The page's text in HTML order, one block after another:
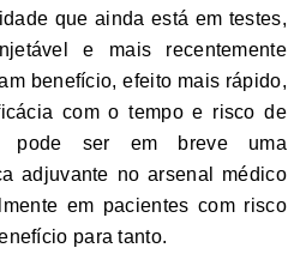
que ainda está em testes,
e mais recentemente
benefício, efeito mais rápido,
com o tempo e risco de
pode ser em breve uma
adjuvante no arsenal médico
em pacientes com risco
para tanto.